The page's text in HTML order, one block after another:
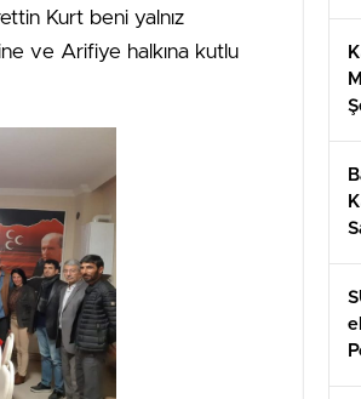
Kurt beni yalnız
ve Arifiye halkına kutlu